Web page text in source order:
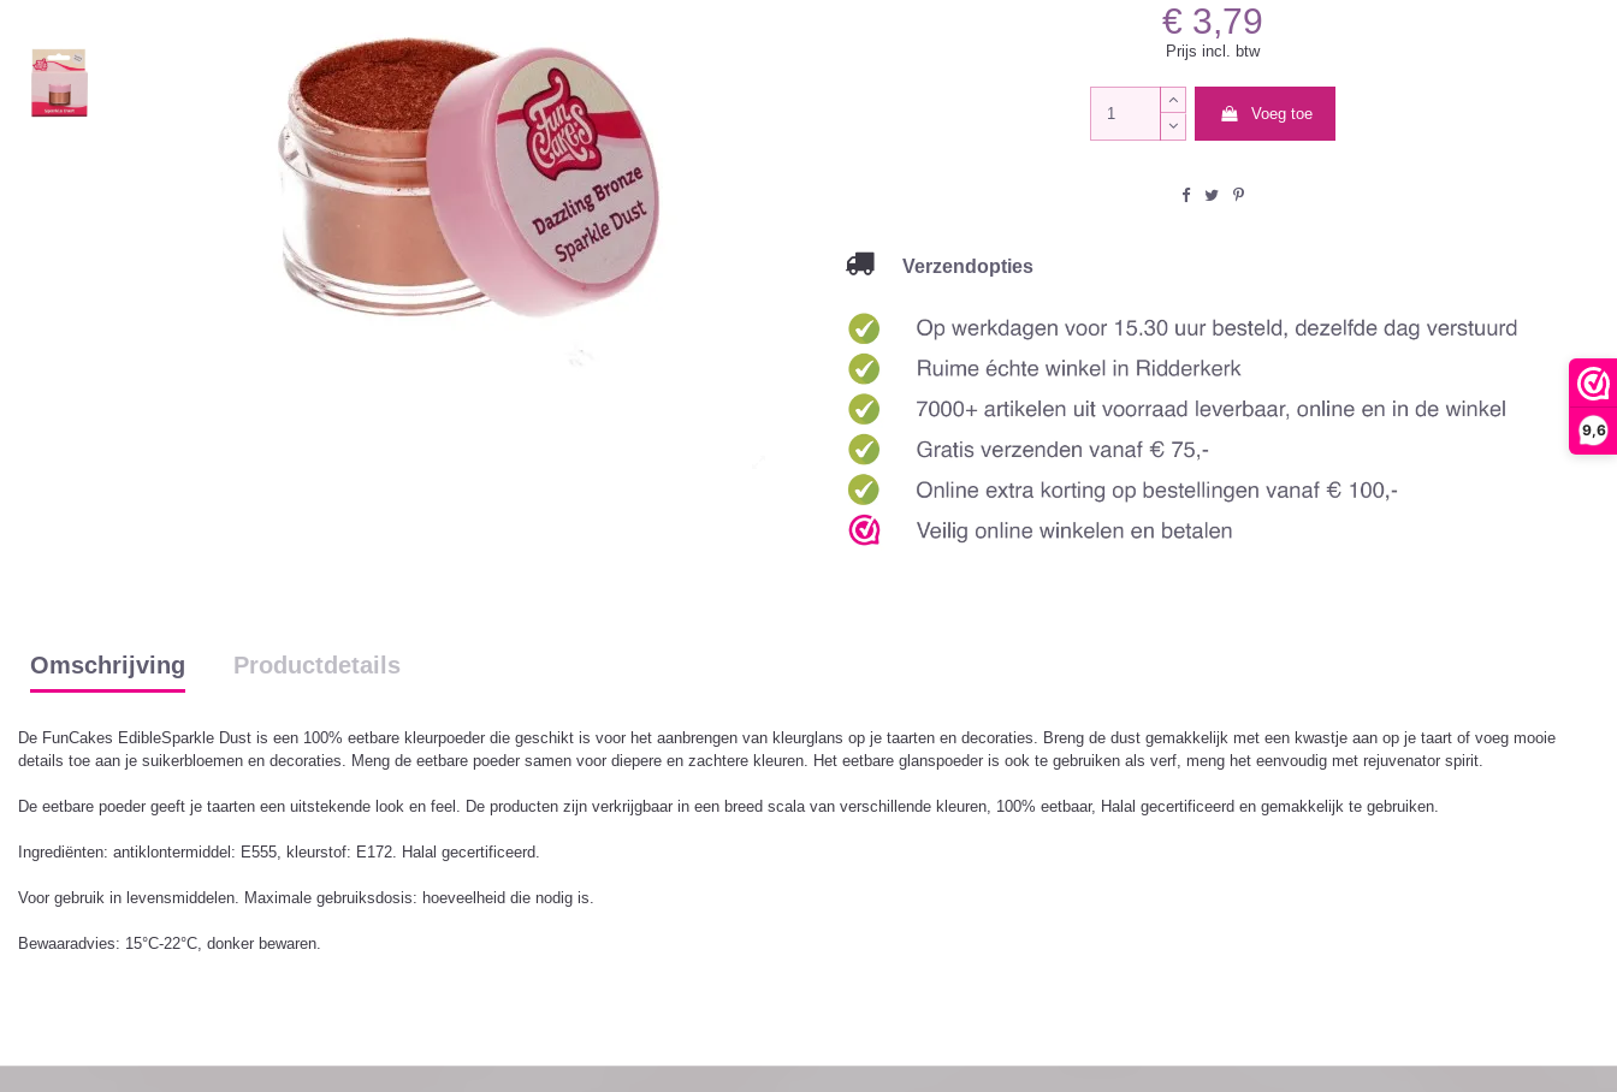
9,6
€ 3,79
Prijs incl. btw
Voeg toe
Verzendopties
Omschrijving Productdetails
De FunCakes EdibleSparkle Dust is een 100% eetbare kleurpoeder die geschikt is voor het aanbrengen van kleurglans op je taarten en decoraties. Breng de dust gemakkelijk met een kwastje aan op je taart of voeg mooie
details toe aan je suikerbloemen en decoraties. Meng de eetbare poeder samen voor diepere en zachtere kleuren. Het eetbare glanspoeder is ook te gebruiken als verf, meng het eenvoudig met rejuvenator spirit.
De eetbare poeder geeft je taarten een uitstekende look en feel. De producten zijn verkrijgbaar in een breed scala van verschillende kleuren, 100% eetbaar, Halal gecertificeerd en gemakkelijk te gebruiken.
Ingrediënten: antiklontermiddel: E555, kleurstof: E172. Halal gecertificeerd.
Voor gebruik in levensmiddelen. Maximale gebruiksdosis: hoeveelheid die nodig is.
Bewaaradvies: 15°C-22°C, donker bewaren.